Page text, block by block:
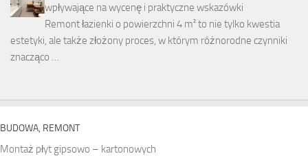
wpływające na wycenę i praktyczne wskazówki
Remont łazienki o powierzchni 4 m² to nie tylko kwestia
estetyki, ale także złożony proces, w którym różnorodne czynniki
znacząco …
BUDOWA, REMONT
Montaż płyt gipsowo – kartonowych